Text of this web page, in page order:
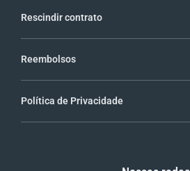
Rescindir contrato
Reembolsos
Política de Privacidade